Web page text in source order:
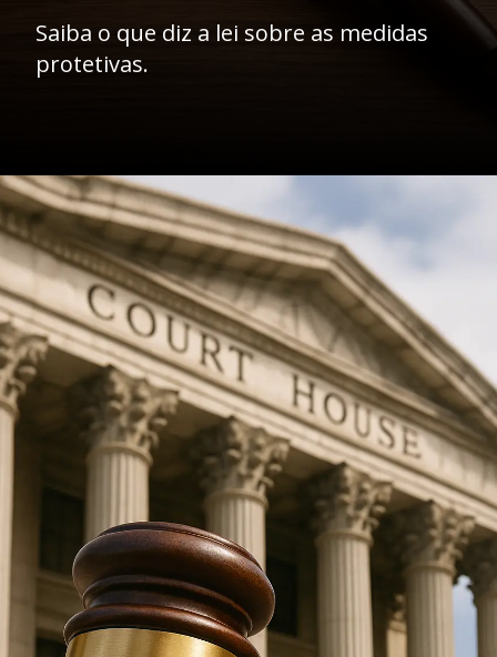
Saiba o que diz a lei sobre as medidas
protetivas.
Opening